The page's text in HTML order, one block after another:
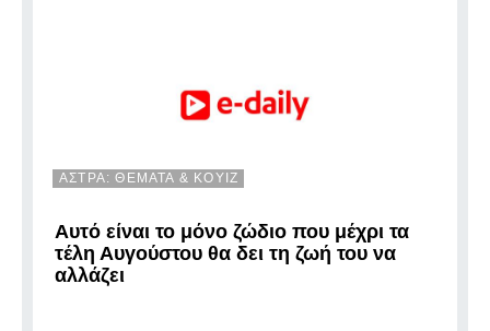
ΑΣΤΡΑ: ΘΕΜΑΤΑ & ΚΟΥΙΖ
Αυτό είναι το μόνο ζώδιο που μέχρι τα
τέλη Αυγούστου θα δει τη ζωή του να
αλλάζει